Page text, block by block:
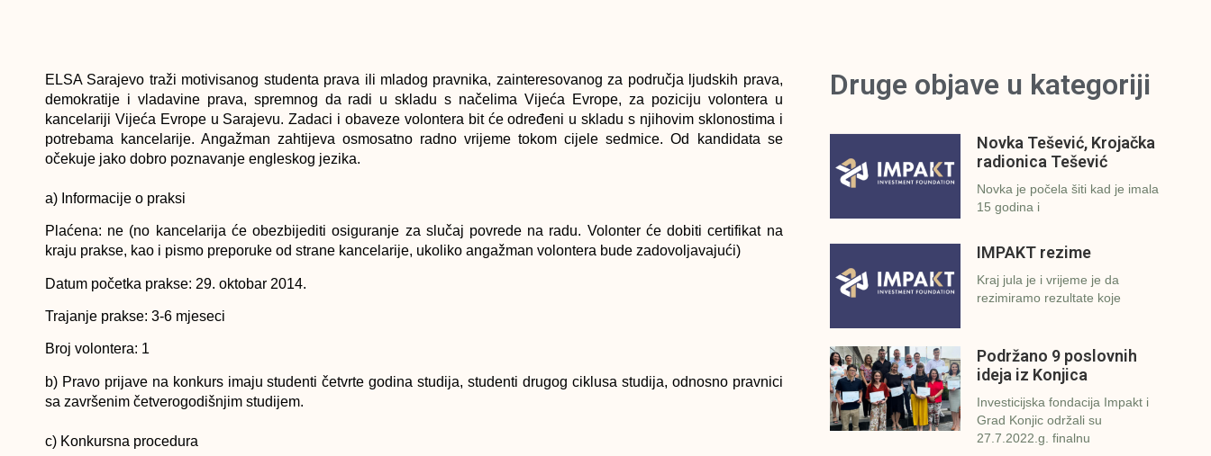
ELSA Sarajevo traži motivisanog studenta prava ili mladog pravnika, zainteresovanog za područja ljudskih prava,
demokratije i vladavine prava, spremnog da radi u skladu s načelima Vijeća Evrope, za poziciju volontera u
kancelariji Vijeća Evrope u Sarajevu. Zadaci i obaveze volontera bit će određeni u skladu s njihovim sklonostima i
potrebama kancelarije. Angažman zahtijeva osmosatno radno vrijeme tokom cijele sedmice. Od kandidata se
očekuje jako dobro poznavanje engleskog jezika.
a) Informacije o praksi
Plaćena: ne (no kancelarija će obezbijediti osiguranje za slučaj povrede na radu. Volonter će dobiti certifikat na
kraju prakse, kao i pismo preporuke od strane kancelarije, ukoliko angažman volontera bude zadovoljavajući)
Datum početka prakse: 29. oktobar 2014.
Trajanje prakse: 3-6 mjeseci
Broj volontera: 1
b) Pravo prijave na konkurs imaju studenti četvrte godina studija, studenti drugog ciklusa studija, odnosno pravnici
sa završenim četverogodišnjim studijem.
c) Konkursna procedura
Druge objave u kategoriji
Novka Tešević, Krojačka
radionica Tešević
Novka je počela šiti kad je imala
15 godina i
IMPAKT rezime
Kraj jula je i vrijeme je da
rezimiramo rezultate koje
Podržano 9 poslovnih
ideja iz Konjica
Investicijska fondacija Impakt i
Grad Konjic održali su
27.7.2022.g. finalnu